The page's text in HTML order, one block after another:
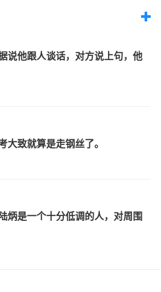
说他跟人谈话，对方说上句，他
大致就算是走钢丝了。
炳是一个十分低调的人，对周围